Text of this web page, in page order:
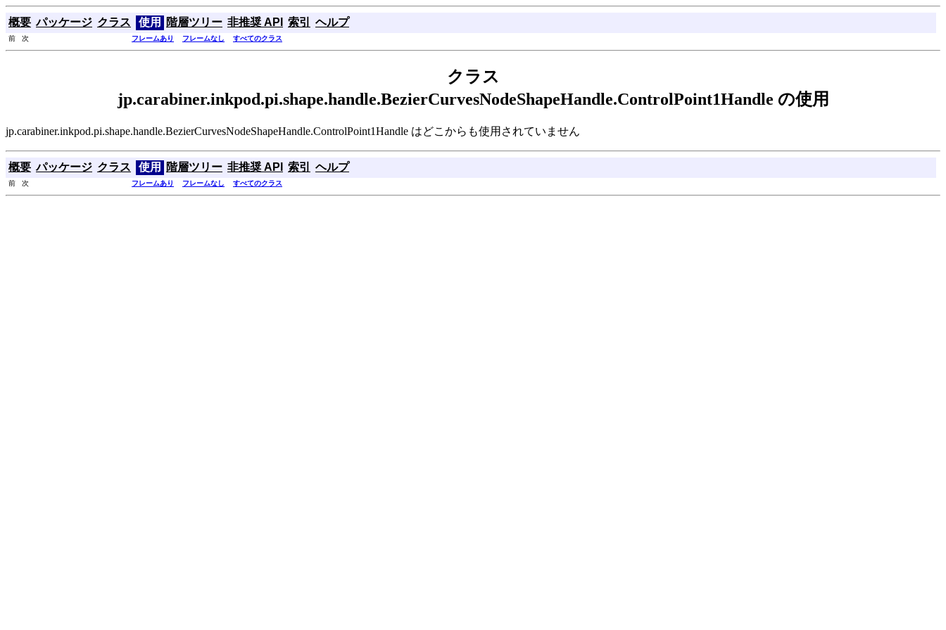
概要 パッケージ クラス 使用 階層ツリー 非推奨 API 索引 ヘルプ
前 次 フレームあり フレームなし すべてのクラス
クラス
jp.carabiner.inkpod.pi.shape.handle.BezierCurvesNodeShapeHandle.ControlPoint1Handle の使用
jp.carabiner.inkpod.pi.shape.handle.BezierCurvesNodeShapeHandle.ControlPoint1Handle はどこからも使用されていません
概要 パッケージ クラス 使用 階層ツリー 非推奨 API 索引 ヘルプ
前 次 フレームあり フレームなし すべてのクラス